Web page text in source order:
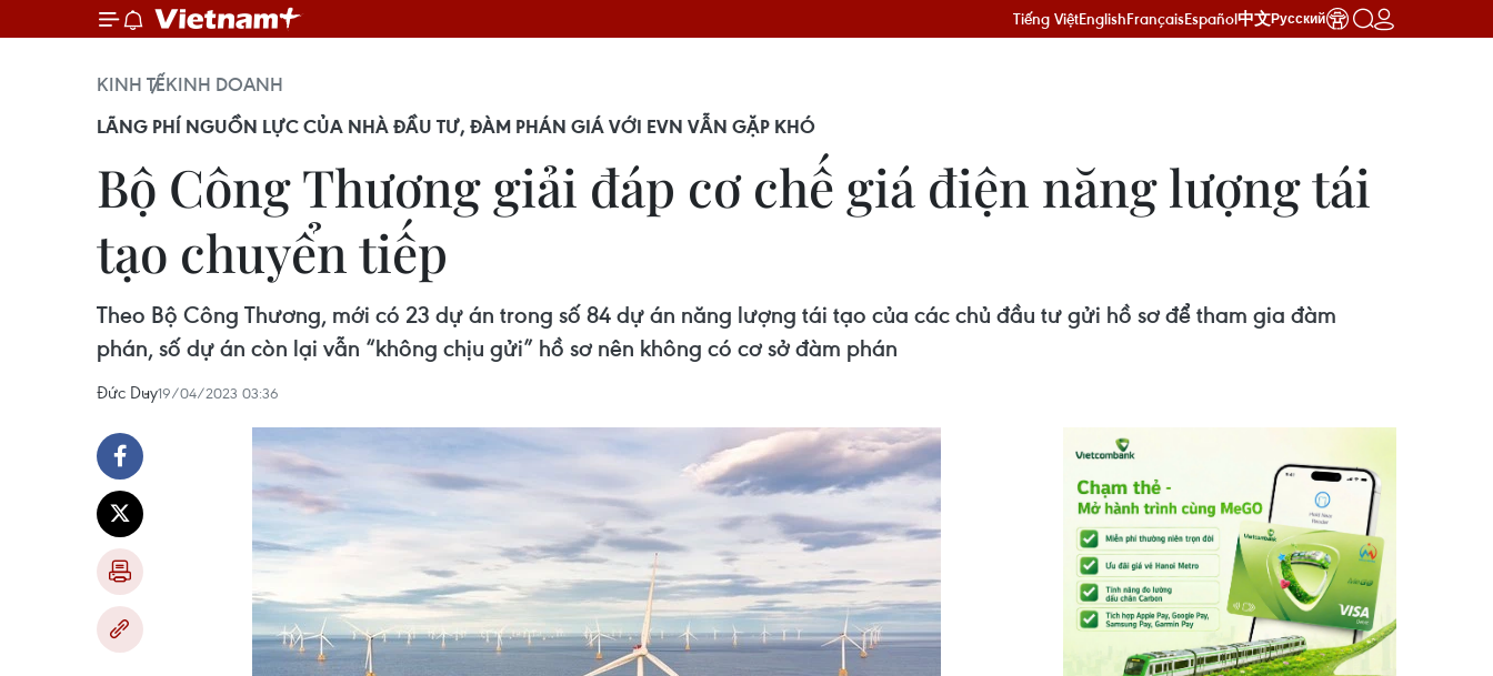
Tiếng ViệtEnglishFrançaisEspañol中文Русский
KINH TẾKINH DOANH
LÃNG PHÍ NGUỒN LỰC CỦA NHÀ ĐẦU TƯ, ĐÀM PHÁN GIÁ VỚI EVN VẪN GẶP KHÓ
Bộ Công Thương giải đáp cơ chế giá điện năng lượng tái
tạo chuyển tiếp
Theo Bộ Công Thương, mới có 23 dự án trong số 84 dự án năng lượng tái tạo của các chủ đầu tư gửi hồ sơ để tham gia đàm
phán, số dự án còn lại vẫn “không chịu gửi” hồ sơ nên không có cơ sở đàm phán
Đức Duy19/04/2023 03:36